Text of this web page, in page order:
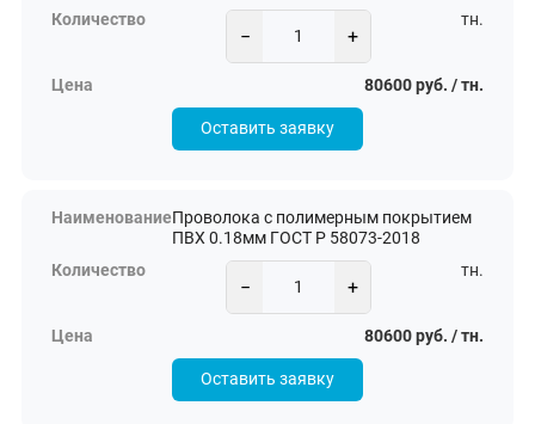
− +
тн.
80600 руб. / тн.
Оставить заявку
Проволока с полимерным покрытием
ПВХ 0.18мм ГОСТ Р 58073-2018
− +
тн.
80600 руб. / тн.
Оставить заявку